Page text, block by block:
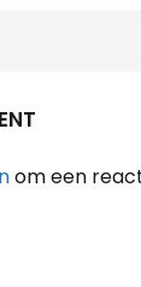
om een